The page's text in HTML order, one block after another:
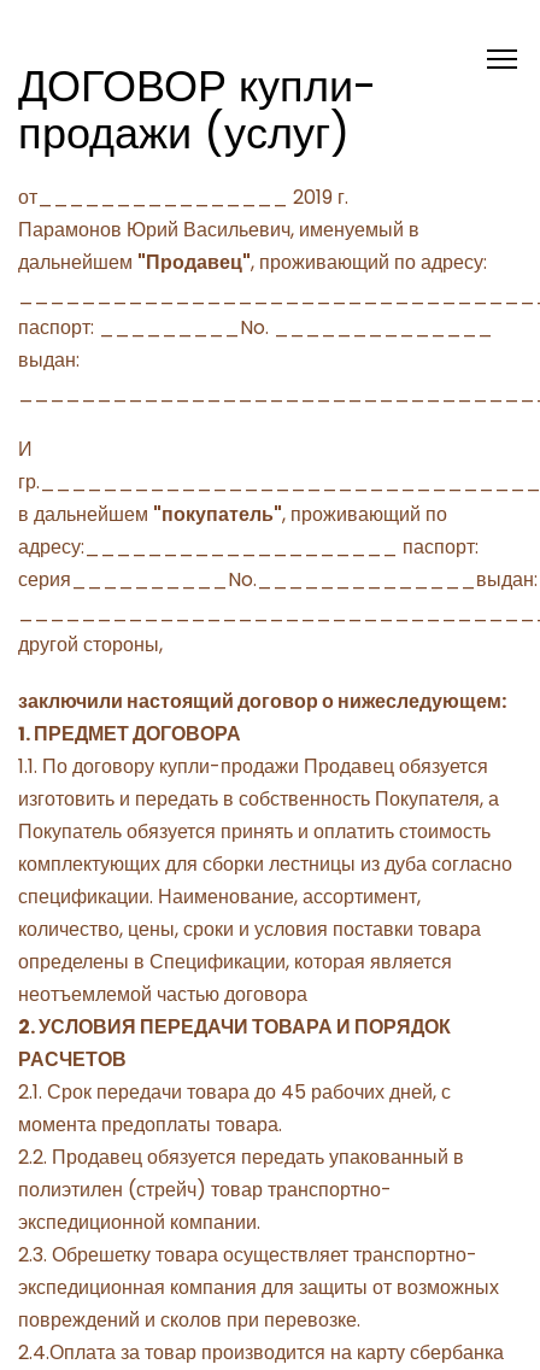
ДОГОВОР купли-
продажи (услуг)
от________________ 2019 г.
Парамонов Юрий Васильевич, именуемый в
дальнейшем "Продавец", проживающий по адресу:
паспорт: _________No. ______________
выдан:
И
в дальнейшем "покупатель", проживающий по
адресу:____________________ паспорт:
серия__________No.______________выдан:
другой стороны,
заключили настоящий договор о нижеследующем:
1. ПРЕДМЕТ ДОГОВОРА
1.1. По договору купли-продажи Продавец обязуется
изготовить и передать в собственность Покупателя, а
Покупатель обязуется принять и оплатить стоимость
комплектующих для сборки лестницы из дуба согласно
спецификации. Наименование, ассортимент,
количество, цены, сроки и условия поставки товара
определены в Спецификации, которая является
неотъемлемой частью договора
2. УСЛОВИЯ ПЕРЕДАЧИ ТОВАРА И ПОРЯДОК
РАСЧЕТОВ
2.1. Срок передачи товара до 45 рабочих дней, с
момента предоплаты товара.
2.2. Продавец обязуется передать упакованный в
полиэтилен (стрейч) товар транспортно-
экспедиционной компании.
2.3. Обрешетку товара осуществляет транспортно-
экспедиционная компания для защиты от возможных
повреждений и сколов при перевозке.
2.4.Оплата за товар производится на карту сбербанка